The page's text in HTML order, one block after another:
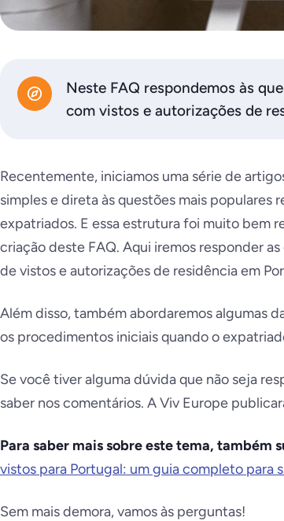
Neste FAQ respondemos às
com vistos e autorizações de
Recentemente, iniciamos uma série de
simples e direta às questões mais populares
expatriados. E essa estrutura foi muito bem
criação deste FAQ. Aqui iremos responder
de vistos e autorizações de residência em
Além disso, também abordaremos algumas
os procedimentos iniciais quando o
Se você tiver alguma dúvida que não seja
saber nos comentários. A Viv Europe
Para saber mais sobre este tema, também
vistos para Portugal: um guia completo para
Sem mais demora, vamos às perguntas!